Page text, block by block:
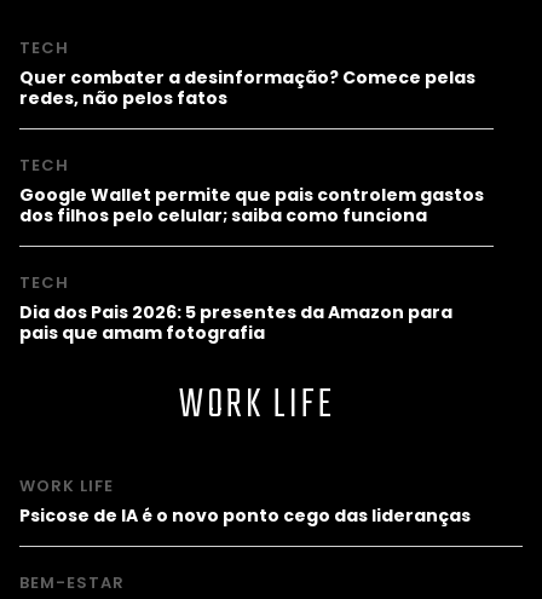
TECH
Quer combater a desinformação? Comece pelas
redes, não pelos fatos
TECH
Google Wallet permite que pais controlem gastos
dos filhos pelo celular; saiba como funciona
TECH
Dia dos Pais 2026: 5 presentes da Amazon para
pais que amam fotografia
WORK LIFE
WORK LIFE
Psicose de IA é o novo ponto cego das lideranças
BEM-ESTAR